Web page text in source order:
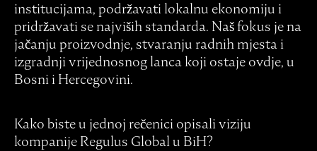
institucijama, podržavati lokalnu ekonomiju i
pridržavati se najviših standarda. Naš fokus je na
jačanju proizvodnje, stvaranju radnih mjesta i
izgradnji vrijednosnog lanca koji ostaje ovdje, u
Bosni i Hercegovini.
Kako biste u jednoj rečenici opisali viziju
kompanije Regulus Global u BiH?